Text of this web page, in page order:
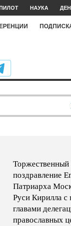
НАУКА
Торжественный
поздравление
Патриарха
Руси Кирилла
главами
православных